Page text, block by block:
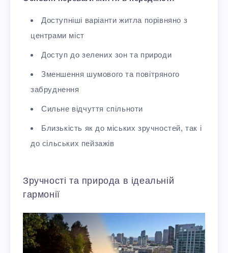
Доступніші варіанти житла порівняно з
центрами міст
Доступ до зелених зон та природи
Зменшення шумового та повітряного
забруднення
Сильне відчуття спільноти
Близькість як до міських зручностей, так і
до сільських пейзажів
Зручності та природа в ідеальній
гармонії